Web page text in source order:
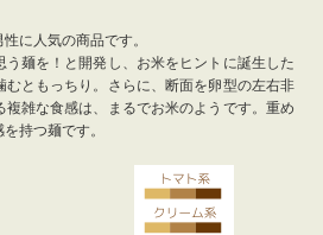
に人気の商品です。
う麺を！と開発し、お米をヒントに誕生した
ともっちり。さらに、断面を卵型の左右非
雑な食感は、まるでお米のようです。重め
持つ麺です。